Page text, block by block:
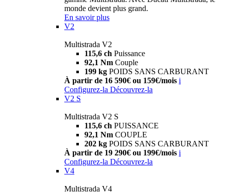
monde devient plus grand.
En savoir plus
V2
Multistrada V2
115,6 ch Puissance
92,1 Nm Couple
199 kg POIDS SANS CARBURANT
À partir de 16 590€ ou 159€/mois i
Configurez-la Découvrez-la
V2 S
Multistrada V2 S
115,6 ch PUISSANCE
92,1 Nm COUPLE
202 kg POIDS SANS CARBURANT
À partir de 19 290€ ou 199€/mois i
Configurez-la Découvrez-la
V4
Multistrada V4